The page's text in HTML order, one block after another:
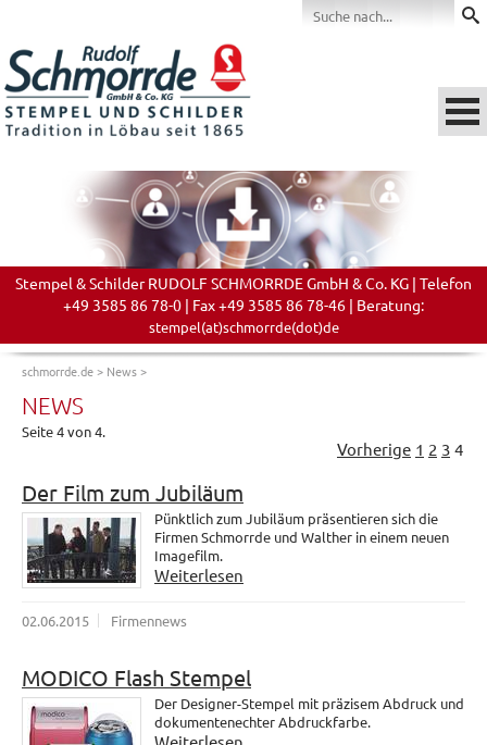
Stempel & Schilder RUDOLF SCHMORRDE GmbH & Co. KG | Telefon
+49 3585 86 78-0 | Fax +49 3585 86 78-46 | Beratung:
stempel(at)schmorrde(dot)de
schmorrde.de> News>
NEWS
Seite 4 von 4.
Vorherige 1 2 3 4
Der Film zum Jubiläum
Pünktlich zum Jubiläum präsentieren sich die
Firmen Schmorrde und Walther in einem neuen
Imagefilm.
Weiterlesen
02.06.2015 Firmennews
MODICO Flash Stempel
Der Designer-Stempel mit präzisem Abdruck und
dokumentenechter Abdruckfarbe.